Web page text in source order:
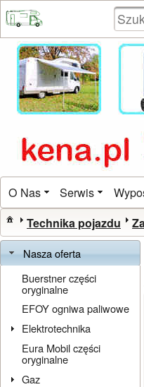
O Nas Serwis
Technika pojazdu
Nasza oferta
Buerstner części
oryginalne
EFOY ogniwa paliwowe
Elektrotechnika
Eura Mobil części
oryginalne
Gaz